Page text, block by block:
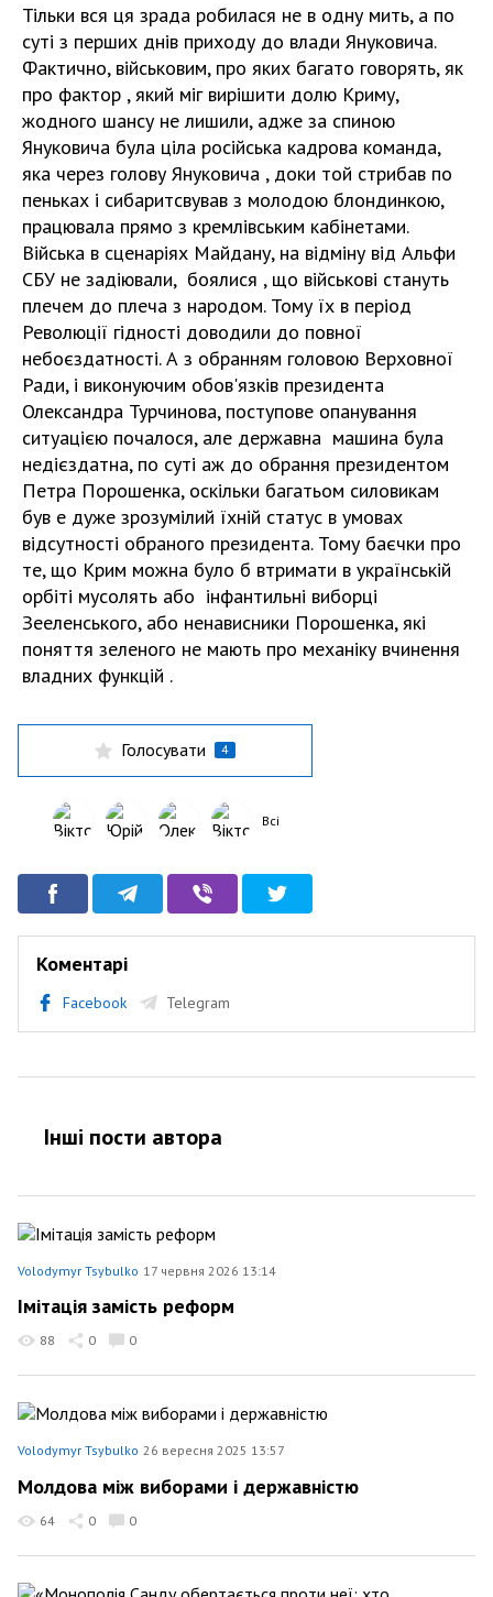
Тільки вся ця зрада робилася не в одну мить, а по
суті з перших днів приходу до влади Януковича.
Фактично, військовим, про яких багато говорять, як
про фактор , який міг вирішити долю Криму,
жодного шансу не лишили, адже за спиною
Януковича була ціла російська кадрова команда,
яка через голову Януковича , доки той стрибав по
пеньках і сибаритсвував з молодою блондинкою,
працювала прямо з кремлівським кабінетами.
Війська в сценаріях Майдану, на відміну від Альфи
СБУ не задіювали, боялися , що військові стануть
плечем до плеча з народом. Тому їх в період
Революції гідності доводили до повної
небоєздатності. А з обранням головою Верховної
Ради, і виконуючим обов'язків президента
Олександра Турчинова, поступове опанування
ситуацією почалося, але державна машина була
недієздатна, по суті аж до обрання президентом
Петра Порошенка, оскільки багатьом силовикам
був е дуже зрозумілий їхній статус в умовах
відсутності обраного президента. Тому баєчки про
те, що Крим можна було б втримати в українській
орбіті мусолять або інфантильні виборці
Зееленського, або ненависники Порошенка, які
поняття зеленого не мають про механіку вчинення
владних функцій .
Голосувати 4
Всі
Коментарі
Facebook Telegram
Інші пости автора
Volodymyr Tsybulko 17 червня 2026 13:14
Імітація замість реформ
88 0 0
Volodymyr Tsybulko 26 вересня 2025 13:57
Молдова між виборами і державністю
64 0 0